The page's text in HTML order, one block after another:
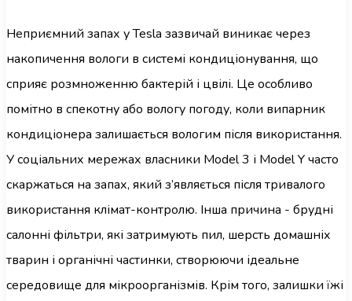
Неприємний запах у Tesla зазвичай виникає через
накопичення вологи в системі кондиціонування, що
сприяє розмноженню бактерій і цвілі. Це особливо
помітно в спекотну або вологу погоду, коли випарник
кондиціонера залишається вологим після використання.
У соціальних мережах власники Model 3 і Model Y часто
скаржаться на запах, який з’являється після тривалого
використання клімат-контролю. Інша причина - брудні
салонні фільтри, які затримують пил, шерсть домашніх
тварин і органічні частинки, створюючи ідеальне
середовище для мікроорганізмів. Крім того, залишки їжі